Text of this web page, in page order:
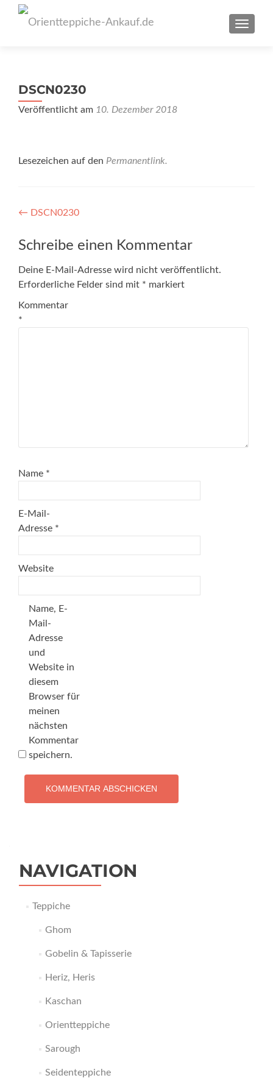
DSCN0230
Veröffentlicht am 10. Dezember 2018
Lesezeichen auf den Permanentlink.
Artikel-
Navigation
← DSCN0230
Schreibe einen Kommentar
Deine E-Mail-Adresse wird nicht veröffentlicht.
Erforderliche Felder sind mit * markiert
Kommentar
*
Name *
E-Mail-
Adresse *
Website
Name, E-
Mail-
Adresse
und
Website in
diesem
Browser für
meinen
nächsten
Kommentar
speichern.
NAVIGATION
Teppiche
Ghom
Gobelin & Tapisserie
Heriz, Heris
Kaschan
Orientteppiche
Sarough
Seidenteppiche